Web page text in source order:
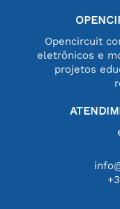
Opencircuit
eletrônicos e
projetos